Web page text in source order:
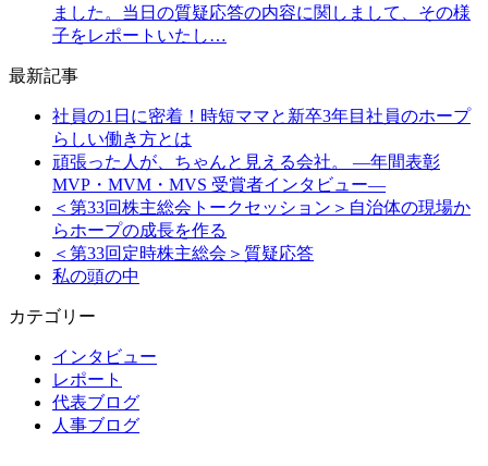
ました。当日の質疑応答の内容に関しまして、その様
子をレポートいたし…
最新記事
社員の1日に密着！時短ママと新卒3年目社員のホープ
らしい働き方とは
頑張った人が、ちゃんと見える会社。 ―年間表彰
MVP・MVM・MVS 受賞者インタビュー―
＜第33回株主総会トークセッション＞自治体の現場か
らホープの成長を作る
＜第33回定時株主総会＞質疑応答
私の頭の中
カテゴリー
インタビュー
レポート
代表ブログ
人事ブログ